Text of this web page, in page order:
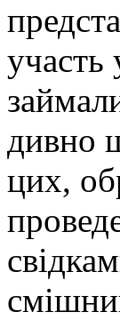
участь
дивно
цих,